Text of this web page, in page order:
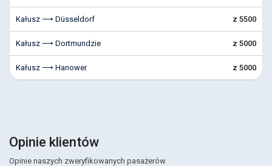
Kałusz ⟶ Düsseldorf z 5500
Kałusz ⟶ Dortmundzie z 5000
Kałusz ⟶ Hanower z 5000
Opinie klientów
Opinie naszych zweryfikowanych pasażerów